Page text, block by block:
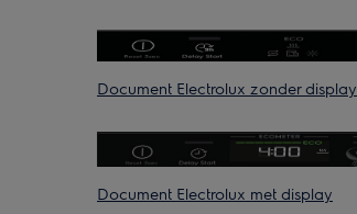
Document Electrolux zonder display
Document Electrolux met display